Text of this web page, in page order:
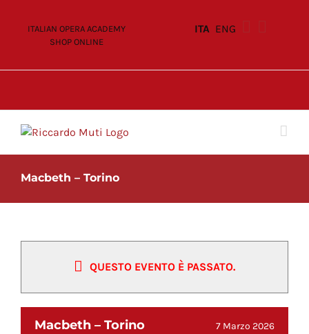
ITALIAN OPERA ACADEMY
SHOP ONLINE
ITA ENG
Macbeth – Torino
QUESTO EVENTO È PASSATO.
Macbeth – Torino 7 Marzo 2026